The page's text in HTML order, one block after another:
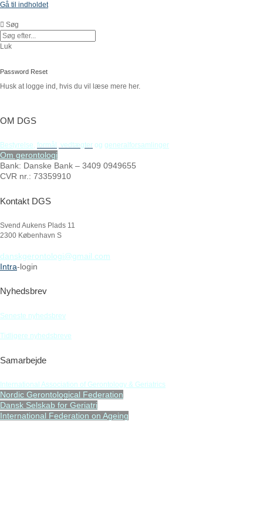
Gå til indholdet
Søg
Luk
Password Reset
Husk at logge ind, hvis du vil læse mere her.
OM DGS
Bestyrelse, formål, vedtægter og generalforsamlinger
Om gerontologi
Bank: Danske Bank – 3409 0949655
CVR nr.: 73359910
Kontakt DGS
Svend Aukens Plads 11
2300 København S
danskgerontologi@gmail.com
Intra-login
Nyhedsbrev
Seneste nyhedsbrev
Tidligere nyhedsbreve
Samarbejde
International Association of Gerontology & Geriatrics
Nordic Gerontological Federation
Dansk Selskab for Geriatri
International Federation on Ageing